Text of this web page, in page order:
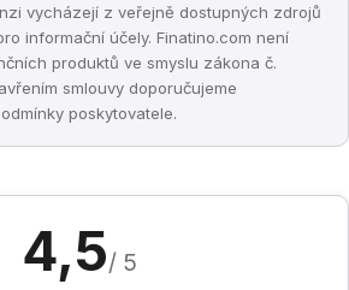
vycházejí z veřejně dostupných zdrojů
informační účely. Finatino.com není
produktů ve smyslu zákona č.
smlouvy doporučujeme
poskytovatele.
4,5/ 5